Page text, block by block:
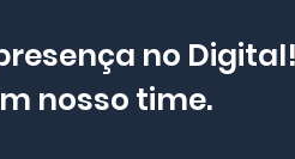
no
nosso time.